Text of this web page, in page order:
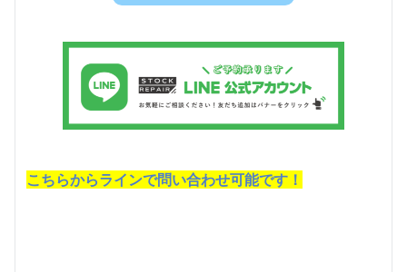
こちらからラインで問い合わせ可能です！